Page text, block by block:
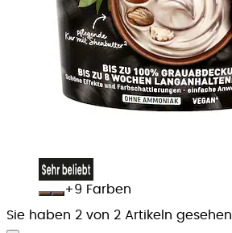
+
Farben
Sie haben 2 von 2 Artikeln gesehen